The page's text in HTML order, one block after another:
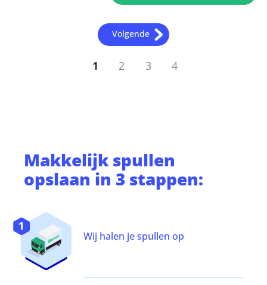
Volgende
1 2 3 4
Makkelijkspullen
opslaan in 3 stappen:
Wij halen je spullen op